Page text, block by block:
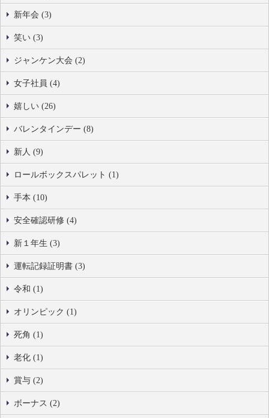
新年会 (3)
笑い (3)
ジャンケン大会 (2)
女子社員 (4)
嬉しい (26)
バレンタインデー (8)
新人 (9)
ロールボックスパレット (1)
手本 (10)
安全確認研修 (4)
新１年生 (3)
運転記録証明書 (3)
令和 (1)
オリンピック (1)
死角 (1)
老化 (1)
賞与 (2)
ボーナス (2)